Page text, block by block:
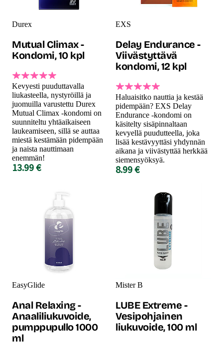
Durex
Mutual Climax -
Kondomi, 10 kpl
Kevyesti puuduttavalla
liukasteella, nystyröillä ja
juomuilla varustettu Durex
Mutual Climax -kondomi on
suunniteltu yhtäaikaiseen
laukeamiseen, sillä se auttaa
miestä kestämään pidempään
ja naista nauttimaan
enemmän!
13.99 €
EXS
Delay Endurance -
Viivästyttävä
kondomi, 12 kpl
Haluaisitko nauttia ja kestää
pidempään? EXS Delay
Endurance -kondomi on
käsitelty sisäpinnaltaan
kevyellä puudutteella, joka
lisää kestävyyttäsi yhdynnän
aikana ja viivästyttää herkkää
siemensyöksyä.
8.99 €
EasyGlide
Anal Relaxing -
Anaaliliukuvoide,
pumppupullo 1000
ml
Mister B
LUBE Extreme -
Vesipohjainen
liukuvoide, 100 ml